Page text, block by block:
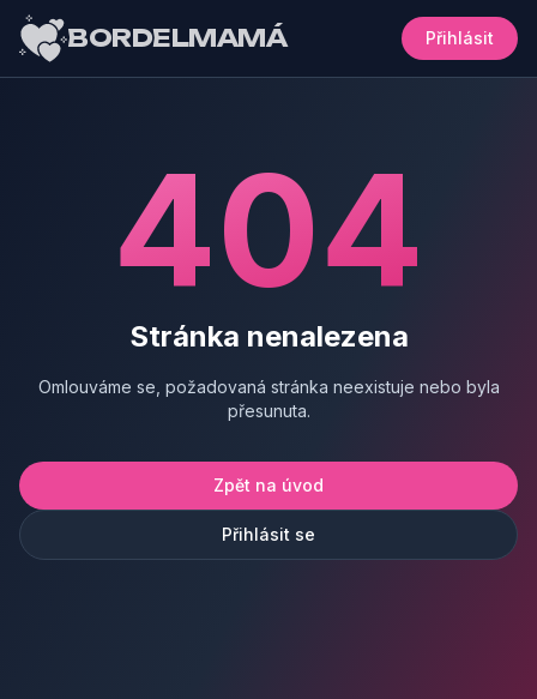
BORDELMAMÁ Přihlásit
404
Stránka nenalezena
Omlouváme se, požadovaná stránka neexistuje nebo byla
přesunuta.
Zpět na úvod
Přihlásit se